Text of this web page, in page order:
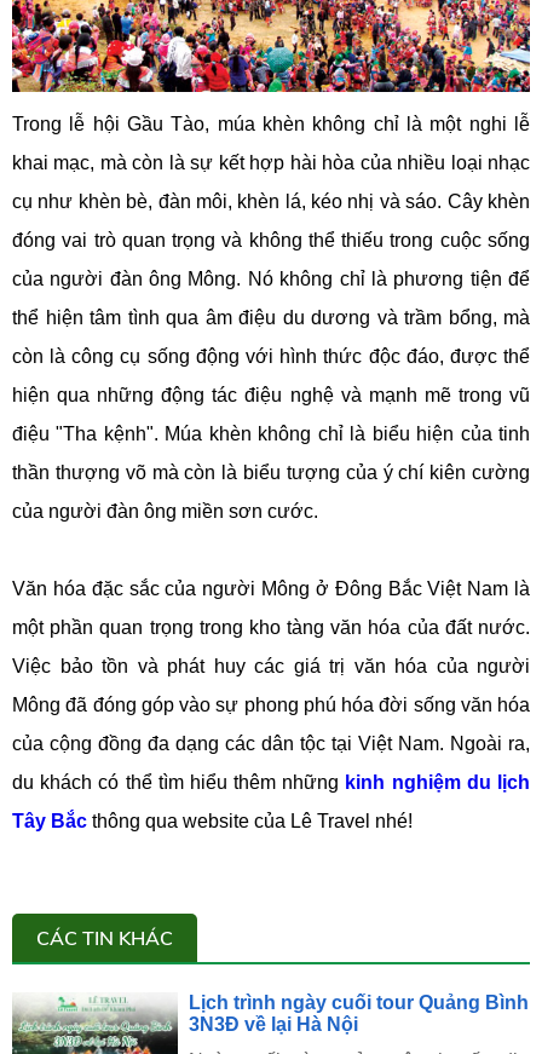
Trong lễ hội Gầu Tào, múa khèn không chỉ là một nghi lễ
khai mạc, mà còn là sự kết hợp hài hòa của nhiều loại nhạc
cụ như khèn bè, đàn môi, khèn lá, kéo nhị và sáo. Cây khèn
đóng vai trò quan trọng và không thể thiếu trong cuộc sống
của người đàn ông Mông. Nó không chỉ là phương tiện để
thể hiện tâm tình qua âm điệu du dương và trầm bổng, mà
còn là công cụ sống động với hình thức độc đáo, được thể
hiện qua những động tác điệu nghệ và mạnh mẽ trong vũ
điệu "Tha kệnh". Múa khèn không chỉ là biểu hiện của tinh
thần thượng võ mà còn là biểu tượng của ý chí kiên cường
của người đàn ông miền sơn cước.
Văn hóa đặc sắc của người Mông ở Đông Bắc Việt Nam là
một phần quan trọng trong kho tàng văn hóa của đất nước.
Việc bảo tồn và phát huy các giá trị văn hóa của người
Mông đã đóng góp vào sự phong phú hóa đời sống văn hóa
của cộng đồng đa dạng các dân tộc tại Việt Nam. Ngoài ra,
du khách có thể tìm hiểu thêm những kinh nghiệm du lịch
Tây Bắc thông qua website của Lê Travel nhé!
CÁC TIN KHÁC
Lịch trình ngày cuối tour Quảng Bình
3N3Đ về lại Hà Nội